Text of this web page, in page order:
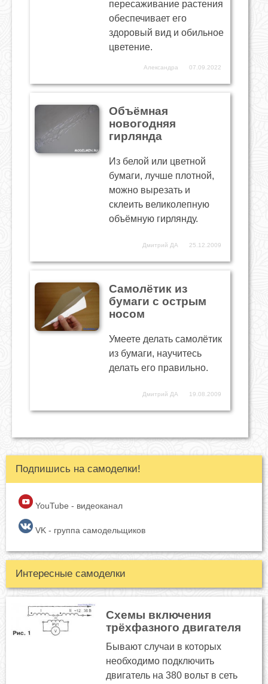
пересаживание растения
обеспечивает его
здоровый вид и обильное
цветение.
Александра 07.09.2022
Объёмная
новогодняя
гирлянда
Из белой или цветной
бумаги, лучше плотной,
можно вырезать и
склеить великолепную
объёмную гирлянду.
Дмитрий ДА 25.12.2009
Самолётик из
бумаги с острым
носом
Умеете делать самолётик
из бумаги, научитесь
делать его правильно.
Дмитрий ДА 19.08.2009
Подпишись на самоделки!
YouTube - видеоканал
VK - группа самодельщиков
Интересные самоделки
Схемы включения
трёхфазного двигателя
Бывают случаи в которых
необходимо подключить
двигатель на 380 вольт в сеть